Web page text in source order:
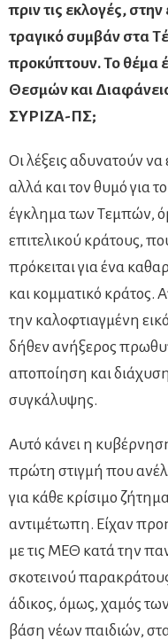
πριν τις εκλογές,
τραγικό συμβάν στα
προκύπτουν. Το θέμα
Θεσμών και
ΣΥΡΙΖΑ-ΠΣ;
Οι λέξεις αδυνατούν
αλλά και τον θυμό για
έγκλημα των Τεμπών,
επιτελικού κράτους,
πρόκειται για ένα
και κομματικό κράτος.
την καλοφτιαγμένη
δήθεν ανήξερος
αποποίηση και
συγκάλυψης.
Αυτό κάνει η
πρώτη στιγμή που
για κάθε κρίσιμο
αντιμέτωπη. Είχαν
με τις ΜΕΘ κατά την
σκοτεινού
άδικος, όμως, χαμός
βάση νέων παιδιών,